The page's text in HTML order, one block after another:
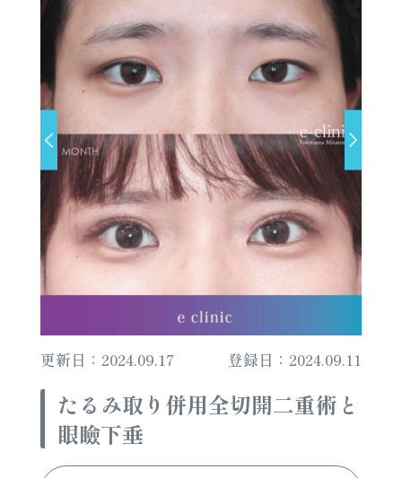
更新日：2024.09.17 登録日：2024.09.11
たるみ取り併用全切開二重術と
眼瞼下垂